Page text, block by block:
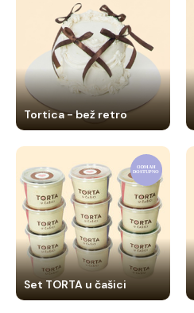
Tortica - bež retro
Set TORTA u čašici